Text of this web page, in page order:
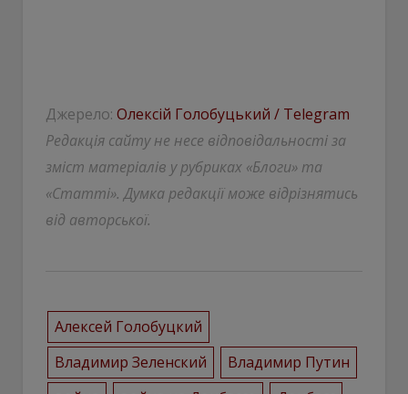
Джерело: Олексій Голобуцький / Telegram
Редакція сайту не несе відповідальності за
зміст матеріалів у рубриках «Блоги» та
«Статті». Думка редакції може відрізнятись
від авторської.
Алексей Голобуцкий
Владимир Зеленский
Владимир Путин